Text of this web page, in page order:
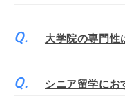
大学院の専門性
シニア留学にお